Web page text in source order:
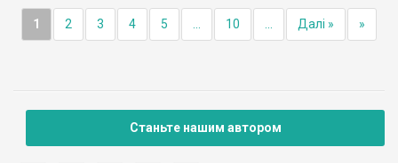
1 2 3 4 5 10 Далі » »
Станьте нашим автором